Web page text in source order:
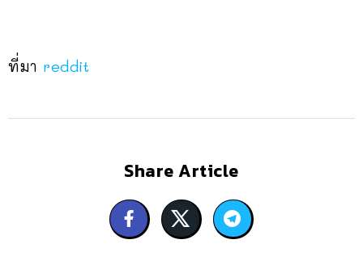
ที่มา reddit
Share Article